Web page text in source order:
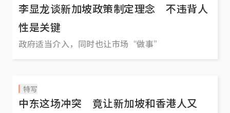
李显龙谈新加坡政策制定理念 不违背人
性是关键
政府适当介入，同时也让市场“做事”
特写
中东这场冲突 竟让新加坡和香港人又